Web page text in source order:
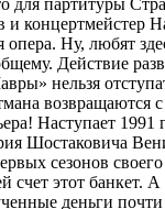
для партитуры
концертмейстер
опера. Ну, любят
Действие
нельзя
Наступает 1991
Шостаковича
сезонов
счет этот
деньги